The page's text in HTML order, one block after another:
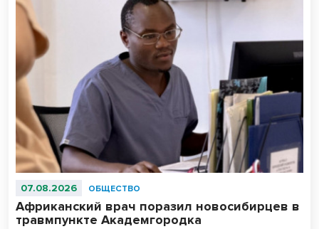
07.08.2026 ОБЩЕСТВО
Африканский врач поразил новосибирцев в
травмпункте Академгородка